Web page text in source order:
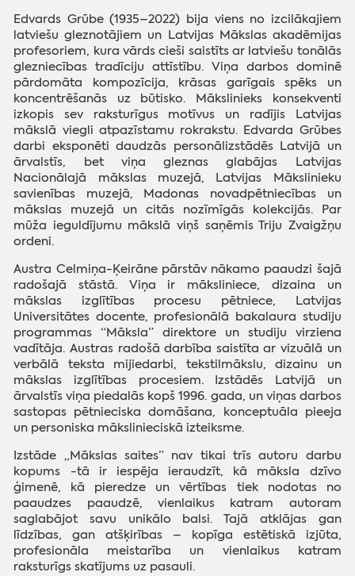
Edvards Grūbe (1935–2022) bija viens no izcilākajiem
latviešu gleznotājiem un Latvijas Mākslas akadēmijas
profesoriem, kura vārds cieši saistīts ar latviešu tonālās
glezniecības tradīciju attīstību. Viņa darbos dominē
pārdomāta kompozīcija, krāsas garīgais spēks un
koncentrēšanās uz būtisko. Mākslinieks konsekventi
izkopis sev raksturīgus motīvus un radījis Latvijas
mākslā viegli atpazīstamu rokrakstu. Edvarda Grūbes
darbi eksponēti daudzās personālizstādēs Latvijā un
ārvalstīs, bet viņa gleznas glabājas Latvijas
Nacionālajā mākslas muzejā, Latvijas Mākslinieku
savienības muzejā, Madonas novadpētniecības un
mākslas muzejā un citās nozīmīgās kolekcijās. Par
mūža ieguldījumu mākslā viņš saņēmis Triju Zvaigžņu
ordeni.
Austra Celmiņa-Ķeirāne pārstāv nākamo paaudzi šajā
radošajā stāstā. Viņa ir māksliniece, dizaina un
mākslas izglītības procesu pētniece, Latvijas
Universitātes docente, profesionālā bakalaura studiju
programmas “Māksla” direktore un studiju virziena
vadītāja. Austras radošā darbība saistīta ar vizuālā un
verbālā teksta mijiedarbi, tekstilmākslu, dizainu un
mākslas izglītības procesiem. Izstādēs Latvijā un
ārvalstīs viņa piedalās kopš 1996. gada, un viņas darbos
sastopas pētnieciska domāšana, konceptuāla pieeja
un personiska mākslinieciskā izteiksme.
Izstāde „Mākslas saites” nav tikai trīs autoru darbu
kopums -tā ir iespēja ieraudzīt, kā māksla dzīvo
ģimenē, kā pieredze un vērtības tiek nodotas no
paaudzes paaudzē, vienlaikus katram autoram
saglabājot savu unikālo balsi. Tajā atklājas gan
līdzības, gan atšķirības – kopīga estētiskā izjūta,
profesionāla meistarība un vienlaikus katram
raksturīgs skatījums uz pasauli.